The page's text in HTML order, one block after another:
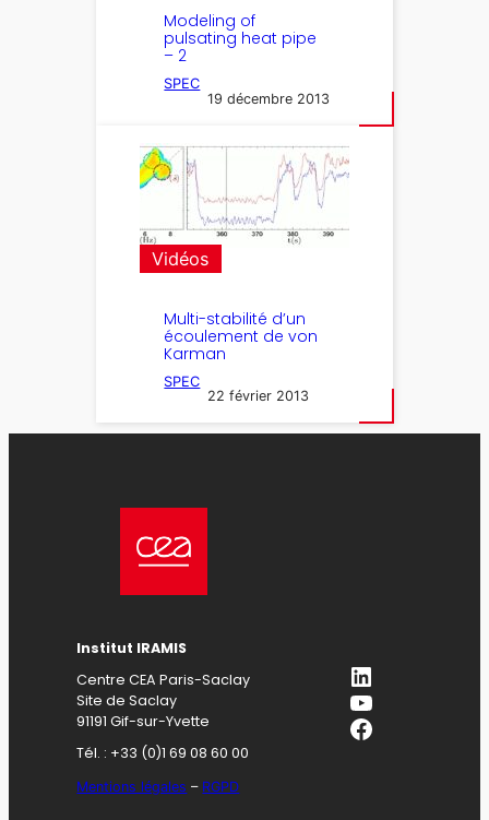
Modeling of
pulsating heat pipe
– 2
SPEC
19 décembre 2013
Vidéos
Multi-stabilité d’un
écoulement de von
Karman
SPEC
22 février 2013
Institut IRAMIS
Centre CEA Paris-Saclay
Site de Saclay
91191 Gif-sur-Yvette
Tél. : +33 (0)1 69 08 60 00
Mentions légales – RGPD
LinkedIn
YouTube
Facebook